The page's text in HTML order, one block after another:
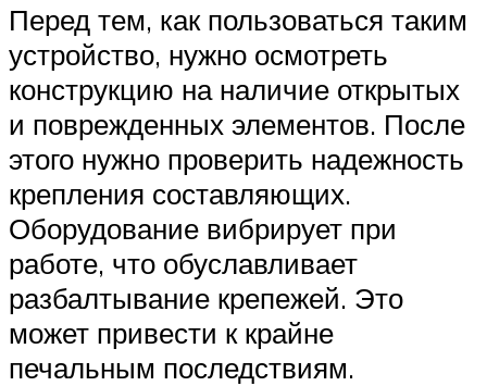
Перед тем, как пользоваться таким
устройство, нужно осмотреть
конструкцию на наличие открытых
и поврежденных элементов. После
этого нужно проверить надежность
крепления составляющих.
Оборудование вибрирует при
работе, что обуславливает
разбалтывание крепежей. Это
может привести к крайне
печальным последствиям.